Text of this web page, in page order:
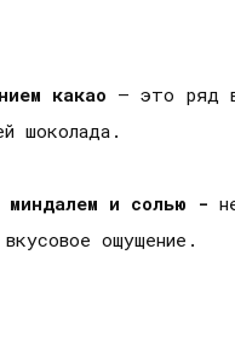
какао – это ряд
шоколада.
миндалем и солью -
ощущение.